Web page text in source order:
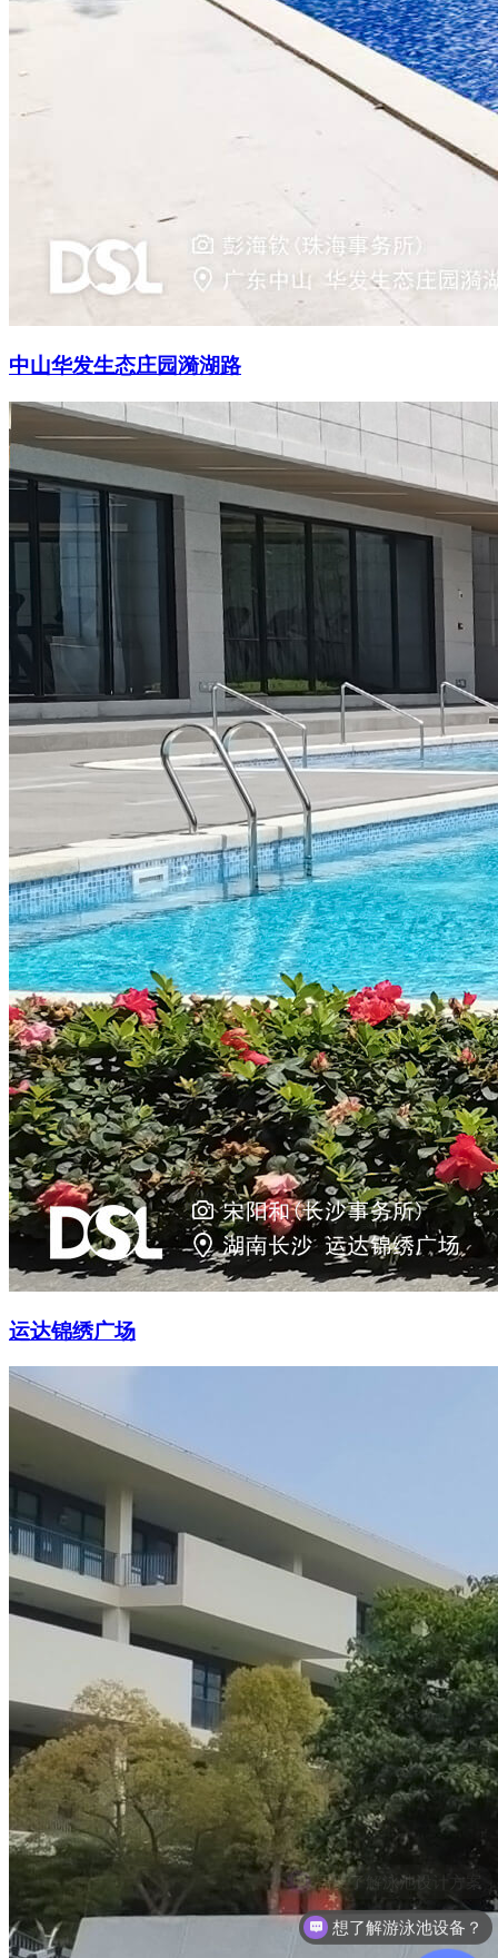
中山华发生态庄园漪湖路
运达锦绣广场
想了解游泳池设备？